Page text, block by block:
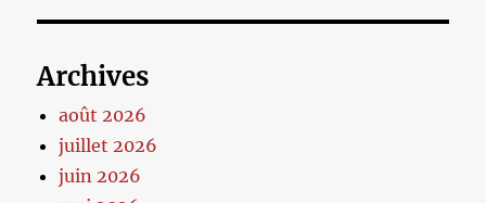
Archives
août 2026
juillet 2026
juin 2026